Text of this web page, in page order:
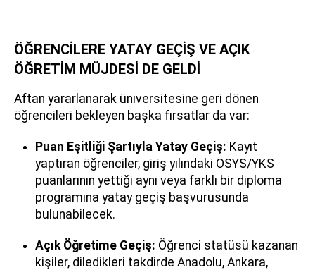
ÖĞRENCİLERE YATAY GEÇİŞ VE AÇIK
ÖĞRETİM MÜJDESİ DE GELDİ
Aftan yararlanarak üniversitesine geri dönen
öğrencileri bekleyen başka fırsatlar da var:
Puan Eşitliği Şartıyla Yatay Geçiş: Kayıt
yaptıran öğrenciler, giriş yılındaki ÖSYS/YKS
puanlarının yettiği aynı veya farklı bir diploma
programına yatay geçiş başvurusunda
bulunabilecek.
Açık Öğretime Geçiş: Öğrenci statüsü kazanan
kişiler, diledikleri takdirde Anadolu, Ankara,